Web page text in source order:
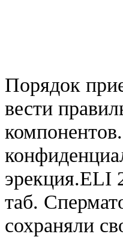
Порядок
вести
эрекция.ELI
таб.
сохраняли